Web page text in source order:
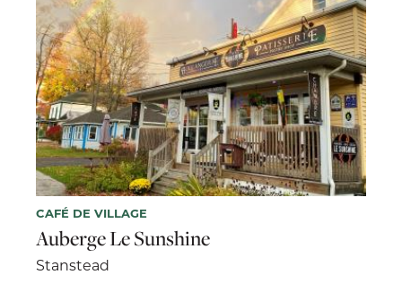
CAFÉ DE VILLAGE
Auberge Le Sunshine
Stanstead